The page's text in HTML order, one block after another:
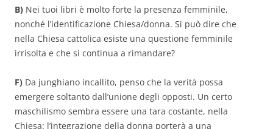
B) Nei tuoi libri è molto forte la presenza femminile,
nonché l’identificazione Chiesa/donna. Si può dire che
nella Chiesa cattolica esiste una questione femminile
irrisolta e che si continua a rimandare?
F) Da junghiano incallito, penso che la verità possa
emergere soltanto dall’unione degli opposti. Un certo
maschilismo sembra essere una tara costante, nella
Chiesa: l’integrazione della donna porterà a una